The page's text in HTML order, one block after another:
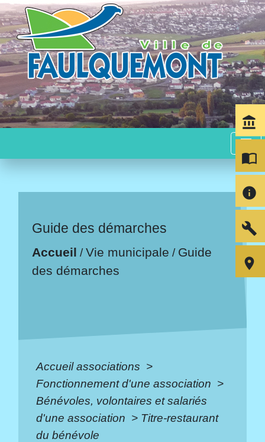
menu
Guide des démarches
Accueil /Vie municipale / Guide
des démarches
Accueil associations >
Fonctionnement d'une association >
Bénévoles, volontaires et salariés
d'une association > Titre-restaurant
du bénévole
account_balance
import_contacts
info
build
room